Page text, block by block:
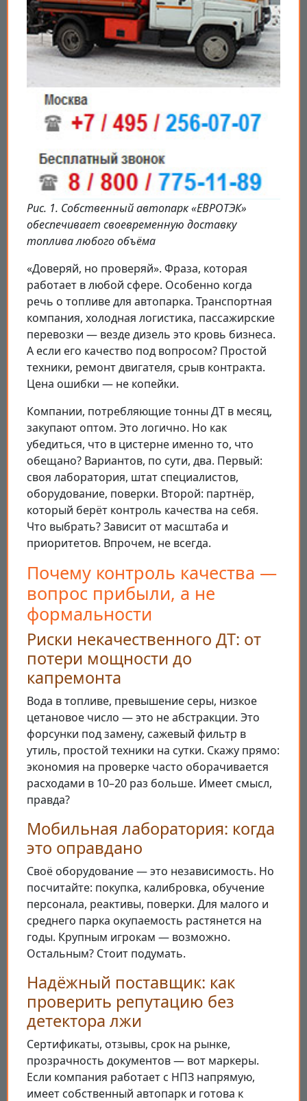
Рис. 1. Собственный автопарк «ЕВРОТЭК»
обеспечивает своевременную доставку
топлива любого объёма
«Доверяй, но проверяй». Фраза, которая
работает в любой сфере. Особенно когда
речь о топливе для автопарка. Транспортная
компания, холодная логистика, пассажирские
перевозки — везде дизель это кровь бизнеса.
А если его качество под вопросом? Простой
техники, ремонт двигателя, срыв контракта.
Цена ошибки — не копейки.
Компании, потребляющие тонны ДТ в месяц,
закупают оптом. Это логично. Но как
убедиться, что в цистерне именно то, что
обещано? Вариантов, по сути, два. Первый:
своя лаборатория, штат специалистов,
оборудование, поверки. Второй: партнёр,
который берёт контроль качества на себя.
Что выбрать? Зависит от масштаба и
приоритетов. Впрочем, не всегда.
Почему контроль качества —
вопрос прибыли, а не
формальности
Риски некачественного ДТ: от
потери мощности до
капремонта
Вода в топливе, превышение серы, низкое
цетановое число — это не абстракции. Это
форсунки под замену, сажевый фильтр в
утиль, простой техники на сутки. Скажу прямо:
экономия на проверке часто оборачивается
расходами в 10–20 раз больше. Имеет смысл,
правда?
Мобильная лаборатория: когда
это оправдано
Своё оборудование — это независимость. Но
посчитайте: покупка, калибровка, обучение
персонала, реактивы, поверки. Для малого и
среднего парка окупаемость растянется на
годы. Крупным игрокам — возможно.
Остальным? Стоит подумать.
Надёжный поставщик: как
проверить репутацию без
детектора лжи
Сертификаты, отзывы, срок на рынке,
прозрачность документов — вот маркеры.
Если компания работает с НПЗ напрямую,
имеет собственный автопарк и готова к